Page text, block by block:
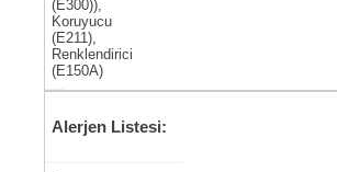
(E300)),
Koruyucu
(E211),
Renklendirici
(E150A)
Alerjen Listesi: